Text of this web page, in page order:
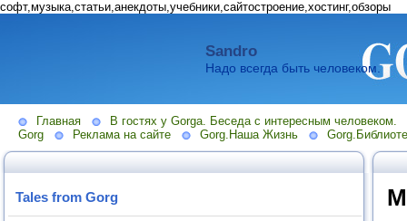
софт,музыка,статьи,анекдоты,учебники,сайтостроение,хостинг,обзоры
Sandro
Надо всегда быть человеком.
Главная
В гостях у Gorga. Беседа с интересным человеком.
Gorg
Реклама на сайте Gorg.Наша Жизнь
Tales from Gorg